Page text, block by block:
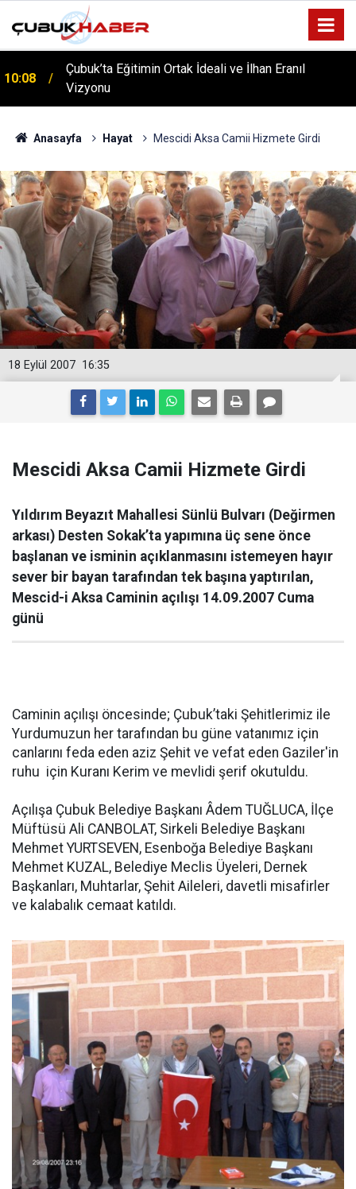
12:06
ÇUBUK’TA ‘YAZA MERHABA’ COŞKUSU: Kursiyerler
Gönüllerince Eğlendi!
Anasayfa Hayat Mescidi Aksa Camii Hizmete Girdi
16:35
18 Eylül 2007
Mescidi Aksa Camii Hizmete Girdi
Yıldırım Beyazıt Mahallesi Sünlü Bulvarı (Değirmen
arkası) Desten Sokak’ta yapımına üç sene önce
başlanan ve isminin açıklanmasını istemeyen hayır
sever bir bayan tarafından tek başına yaptırılan,
Mescid-i Aksa Caminin açılışı 14.09.2007 Cuma
günü
Caminin açılışı öncesinde; Çubuk’taki Şehitlerimiz ile
Yurdumuzun her tarafından bu güne vatanımız için
canlarını feda eden aziz Şehit ve vefat eden Gaziler'in
ruhu için Kuranı Kerim ve mevlidi şerif okutuldu.
Açılışa Çubuk Belediye Başkanı Âdem TUĞLUCA, İlçe
Müftüsü Ali CANBOLAT, Sirkeli Belediye Başkanı
Mehmet YURTSEVEN, Esenboğa Belediye Başkanı
Mehmet KUZAL, Belediye Meclis Üyeleri, Dernek
Başkanları, Muhtarlar, Şehit Aileleri, davetli misafirler
ve kalabalık cemaat katıldı.